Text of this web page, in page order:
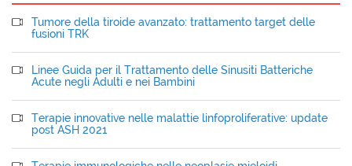
Tumore della tiroide avanzato: trattamento target delle
fusioni TRK
Linee Guida per il Trattamento delle Sinusiti Batteriche
Acute negli Adulti e nei Bambini
Terapie innovative nelle malattie linfoproliferative: update
post ASH 2021